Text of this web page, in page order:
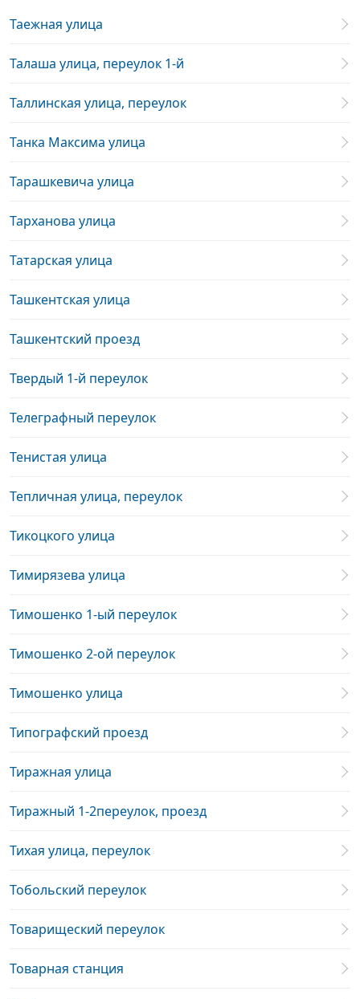
Таежная улица
Талаша улица, переулок 1-й
Таллинская улица, переулок
Танка Максима улица
Тарашкевича улица
Тарханова улица
Татарская улица
Ташкентская улица
Ташкентский проезд
Твердый 1-й переулок
Телеграфный переулок
Тенистая улица
Тепличная улица, переулок
Тикоцкого улица
Тимирязева улица
Тимошенко 1-ый переулок
Тимошенко 2-ой переулок
Тимошенко улица
Типографский проезд
Тиражная улица
Тиражный 1-2переулок, проезд
Тихая улица, переулок
Тобольский переулок
Товарищеский переулок
Товарная станция